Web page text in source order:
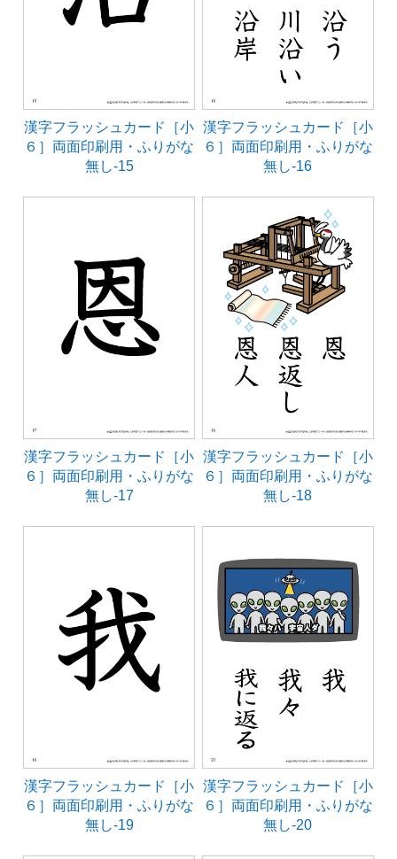
漢字フラッシュカード［小
６］両面印刷用・ふりがな
無し-15
漢字フラッシュカード［小
６］両面印刷用・ふりがな
無し-16
漢字フラッシュカード［小
６］両面印刷用・ふりがな
無し-17
漢字フラッシュカード［小
６］両面印刷用・ふりがな
無し-18
漢字フラッシュカード［小
６］両面印刷用・ふりがな
無し-19
漢字フラッシュカード［小
６］両面印刷用・ふりがな
無し-20